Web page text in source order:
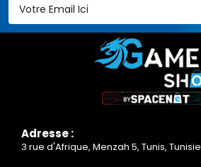
Adresse :
3 rue d'Afrique, Menzah 5, Tunis, Tunisie